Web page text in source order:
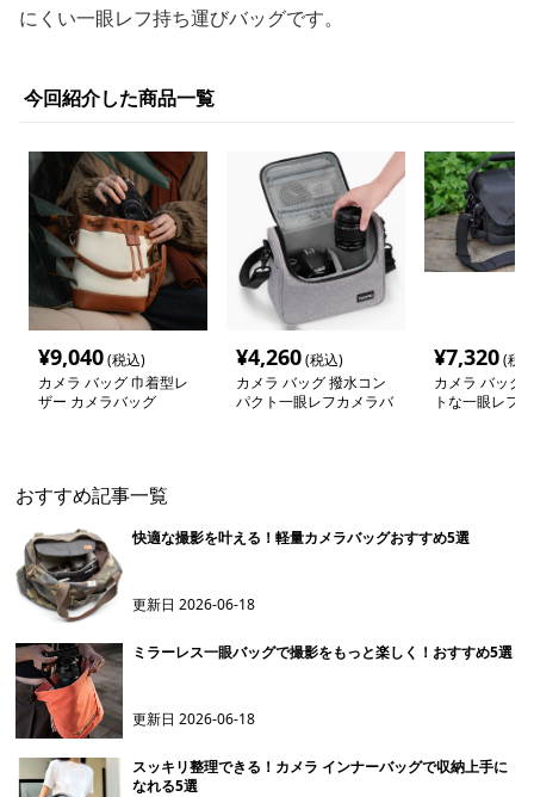
にくい一眼レフ持ち運びバッグです。
今回紹介した商品一覧
¥9,040(税込)
カメラ バッグ 巾着型レ
ザー カメラバッグ
¥4,260(税込)
カメラ バッグ 撥水コン
パクト一眼レフカメラバ
¥7,320(税
カメラ バッグ
トな一眼レフ
おすすめ記事一覧
快適な撮影を叶える！軽量カメラバッグおすすめ5選
更新日2026-06-18
ミラーレス一眼バッグで撮影をもっと楽しく！おすすめ5選
更新日2026-06-18
スッキリ整理できる！カメラ インナーバッグで収納上手に
なれる5選